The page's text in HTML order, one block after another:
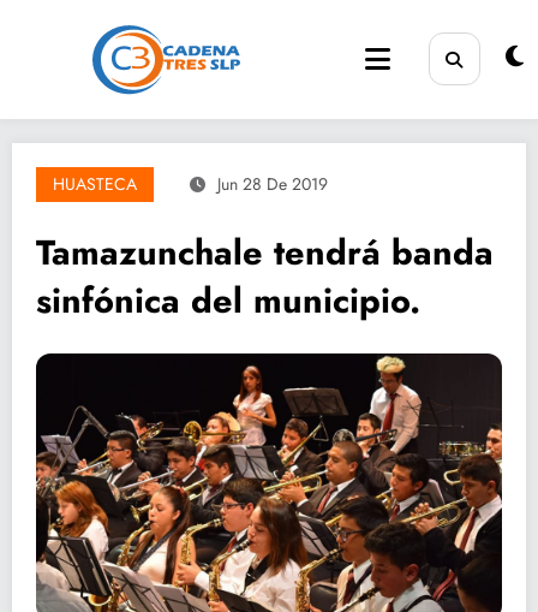
HUASTECA Jun 28 De 2019
Tamazunchale tendrá banda
sinfónica del municipio.